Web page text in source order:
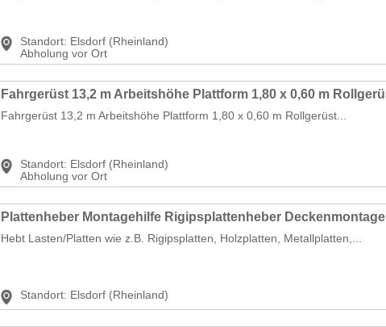
Standort: Elsdorf (Rheinland)
Abholung vor Ort
Fahrgerüst 13,2 m Arbeitshöhe Plattform 1,80 x 0,60 m Rollgerüst...
Standort: Elsdorf (Rheinland)
Abholung vor Ort
Plattenheber Montagehilfe Rigipsplattenheber Deckenmontage
Hebt Lasten/Platten wie z.B. Rigipsplatten, Holzplatten, Metallplatten,...
Standort: Elsdorf (Rheinland)